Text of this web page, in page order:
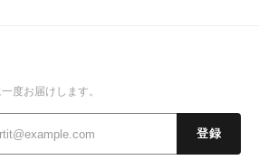
度お届けします。
登録